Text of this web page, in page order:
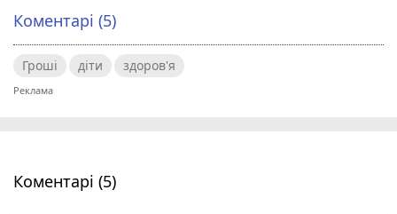
Коментарі (5)
Гроші діти здоров'я
Коментарі (5)